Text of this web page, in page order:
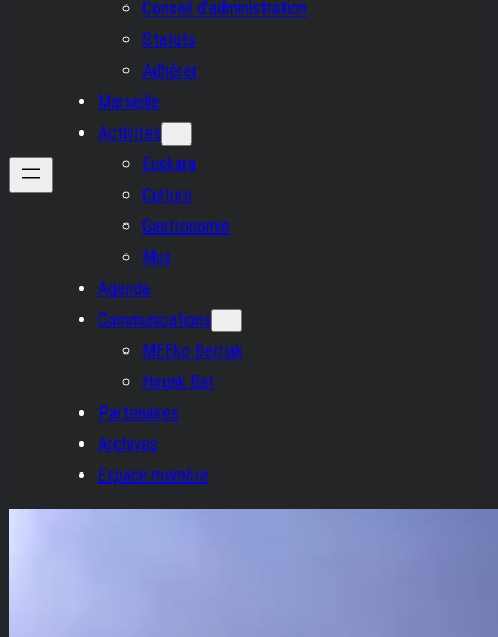
Conseil d’administration
Statuts
Adhérer
Marseille
Activités
Euskara
Culture
Gastronomie
Mus
Agenda
Communications
MEEko Berriak
Hiruak Bat
Partenaires
Archives
Espace membre